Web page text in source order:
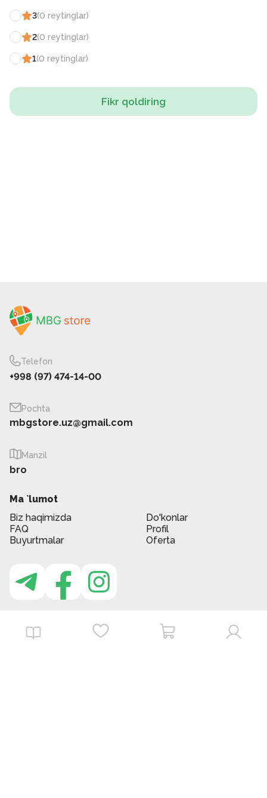
3(0 reytinglar)
2(0 reytinglar)
1(0 reytinglar)
Fikr qoldiring
Telefon
+998 (97) 474-14-00
Pochta
mbgstore.uz@gmail.com
Manzil
bro
Ma `lumot
Biz haqimizda
Do'konlar
FAQ
Profil
Buyurtmalar
Oferta
MBG do'kon ilovasi